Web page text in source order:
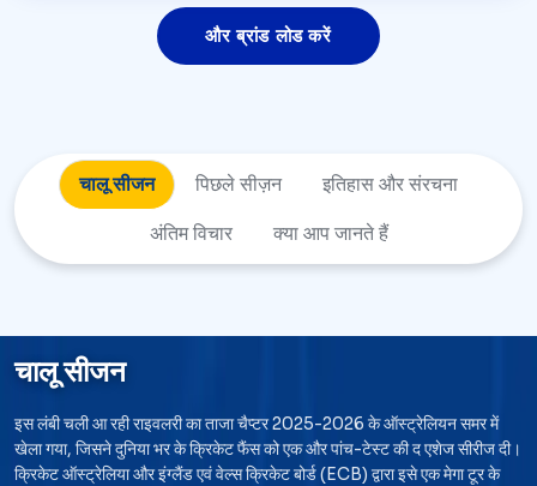
और ब्रांड लोड करें
चालू सीजन पिछले सीज़न इतिहास औरसंरचना
अंतिम विचार
क्या आप जानते हैं
चालू सीजन
इस लंबी चली आ रही राइवलरी का ताजा चैप्टर 2025-2026 के ऑस्ट्रेलियन समर में
खेला गया, जिसने दुनिया भर के क्रिकेट फैंस को एक और पांच-टेस्ट की द एशेज सीरीज दी।
क्रिकेट ऑस्ट्रेलिया और इंग्लैंड एवं वेल्स क्रिकेट बोर्ड (ECB) द्वारा इसे एक मेगा टूर के